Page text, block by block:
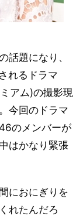
話題になり、
れるドラマ
アム)の撮影現
今回のドラマ
のメンバーが
はかなり緊張
におにぎりを
れたんだろ